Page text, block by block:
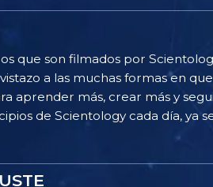
que son filmados por
a las muchas formas en
aprender más, crear más y
de Scientology cada día, ya